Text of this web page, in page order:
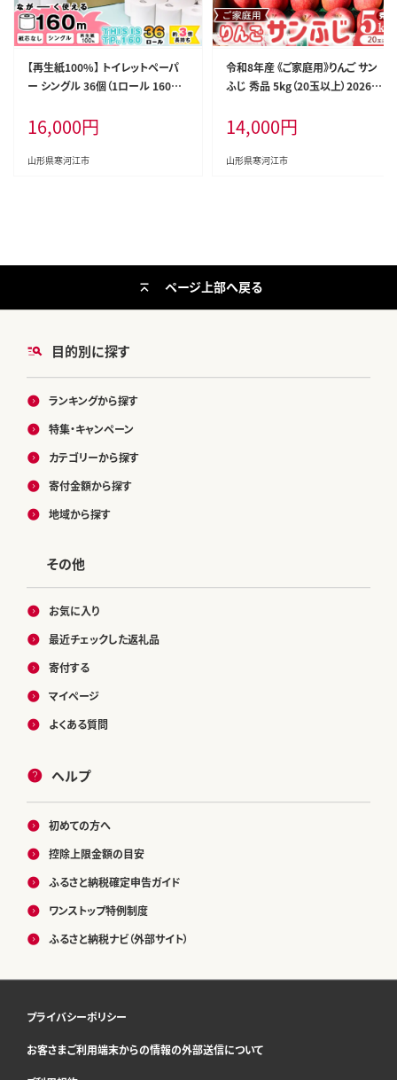
【再生紙100%】 トイレットペーパ
ー シングル 36個（1ロール 160m
雇用事業所支援品】 SDGs エコ サ
ステナブル 国内製造 016-H-BK01
1
16,000円
山形県寒河江市
令和8年産 《ご家庭用》りんご サン
ふじ 秀品 5kg（20玉以上）2026年
から下旬頃発送予定】 014-B-HK0
14,000円
山形県寒河江市
目的別に探す
ランキングから探す
特集・キャンペーン
カテゴリーから探す
寄付金額から探す
地域から探す
その他
お気に入り
最近チェックした返礼品
寄付する
マイページ
よくある質問
ヘルプ
初めての方へ
控除上限金額の目安
ふるさと納税確定申告ガイド
ワンストップ特例制度
ふるさと納税ナビ（外部サイト）
ページ上部へ戻る
プライバシーポリシー
お客さまご利用端末からの情報の外部送信について